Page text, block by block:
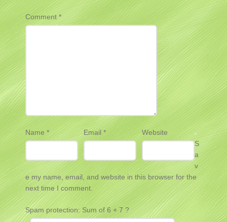
Comment*
Name * Email*
Website
S
a
v
e my name, email, and website in this browser for the
next time I comment.
Spam protection: Sum of 6 + 7 ?